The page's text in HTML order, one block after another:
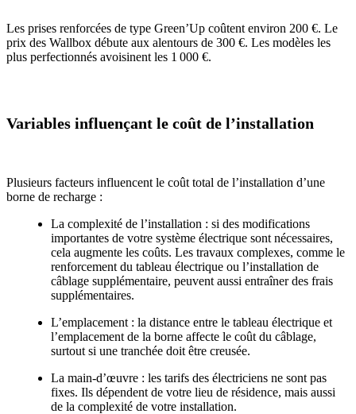
Les prises renforcées de type Green’Up coûtent environ 200 €. Le
prix des Wallbox débute aux alentours de 300 €. Les modèles les
plus perfectionnés avoisinent les 1 000 €.
Variables influençant le coût de l’installation
Plusieurs facteurs influencent le coût total de l’installation d’une
borne de recharge :
La complexité de l’installation : si des modifications
importantes de votre système électrique sont nécessaires,
cela augmente les coûts. Les travaux complexes, comme le
renforcement du tableau électrique ou l’installation de
câblage supplémentaire, peuvent aussi entraîner des frais
supplémentaires.
L’emplacement : la distance entre le tableau électrique et
l’emplacement de la borne affecte le coût du câblage,
surtout si une tranchée doit être creusée.
La main-d’œuvre : les tarifs des électriciens ne sont pas
fixes. Ils dépendent de votre lieu de résidence, mais aussi
de la complexité de votre installation.